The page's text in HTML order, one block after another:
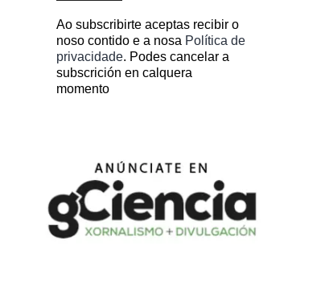
Ao subscribirte aceptas recibir o
noso contido e a nosa Política de
privacidade. Podes cancelar a
subscrición en calquera
momento